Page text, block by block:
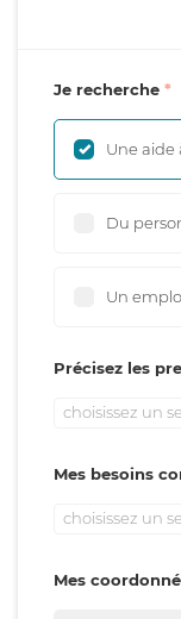
Je recherche
Une aide
Du
Un
Précisez les
choisissez un
Mes besoins
choisissez un
Mes